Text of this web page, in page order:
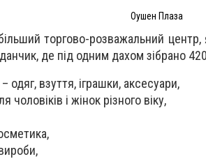
Оушен Плаза
торгово-розважальний центр,
де під одним дахом зібрано
одяг, взуття, іграшки, аксесуари,
чоловіків і жінок різного віку,